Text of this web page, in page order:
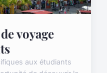
voyage
aux étudiants